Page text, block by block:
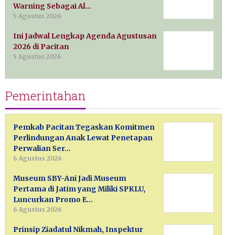
Warning Sebagai Al…
5 Agustus 2026
Ini Jadwal Lengkap Agenda Agustusan
2026 di Pacitan
5 Agustus 2026
Pemerintahan
Pemkab Pacitan Tegaskan Komitmen
Perlindungan Anak Lewat Penetapan
Perwalian Ser…
6 Agustus 2026
Museum SBY-Ani Jadi Museum
Pertama di Jatim yang Miliki SPKLU,
Luncurkan Promo E…
6 Agustus 2026
Prinsip Ziadatul Nikmah, Inspektur